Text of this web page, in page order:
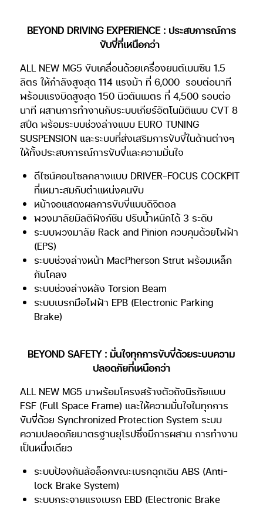
BEYOND DRIVING EXPERIENCE : ประสบการณ์การ
ขับขี่ที่เหนือกว่า
ALL NEW MG5 ขับเคลื่อนด้วยเครื่องยนต์เบนซิน 1.5
ลิตร ให้กำลังสูงสุด 114 แรงม้า ที่ 6,000 รอบต่อนาที
พร้อมแรงบิดสูงสุด 150 นิวตันเมตร ที่ 4,500 รอบต่อ
นาที ผสานการทำงานกับระบบเกียร์อัตโนมัติแบบ CVT 8
สปีด พร้อมระบบช่วงล่างแบบ EURO TUNING
SUSPENSION และระบบที่ส่งเสริมการขับขี่ในด้านต่างๆ
ให้ทั้งประสบการณ์การขับขี่และความมั่นใจ
ดีไซน์คอนโซลกลางแบบ DRIVER-FOCUS COCKPIT
ที่เหมาะสมกับตำแหน่งคนขับ
หน้าจอแสดงผลการขับขี่แบบดิจิตอล
พวงมาลัยมัลติฟังก์ชัน ปรับน้ำหนักได้ 3 ระดับ
ระบบพวงมาลัย Rack and Pinion ควบคุมด้วยไฟฟ้า
(EPS)
ระบบช่วงล่างหน้า MacPherson Strut พร้อมเหล็ก
กันโคลง
ระบบช่วงล่างหลัง Torsion Beam
ระบบเบรกมือไฟฟ้า EPB (Electronic Parking
Brake)
BEYOND SAFETY : มั่นใจทุกการขับขี่ด้วยระบบความ
ปลอดภัยที่เหนือกว่า
ALL NEW MG5 มาพร้อมโครงสร้างตัวถังนิรภัยแบบ
FSF (Full Space Frame) และให้ความมั่นใจในทุกการ
ขับขี่ด้วย Synchronized Protection System ระบบ
ความปลอดภัยมาตรฐานยุโรปซึ่งมีการผสาน การทำงาน
เป็นหนึ่งเดียว
ระบบป้องกันล้อล็อกขณะเบรกฉุกเฉิน ABS (Anti-
lock Brake System)
ระบบกระจายแรงเบรก EBD (Electronic Brake